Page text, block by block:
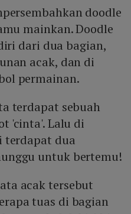
doodle
mainkan. Doodle
dari dua bagian,
acak, dan di
permainan.
terdapat sebuah
'cinta'. Lalu di
terdapat dua
untuk bertemu!
acak tersebut
tuas di bagian